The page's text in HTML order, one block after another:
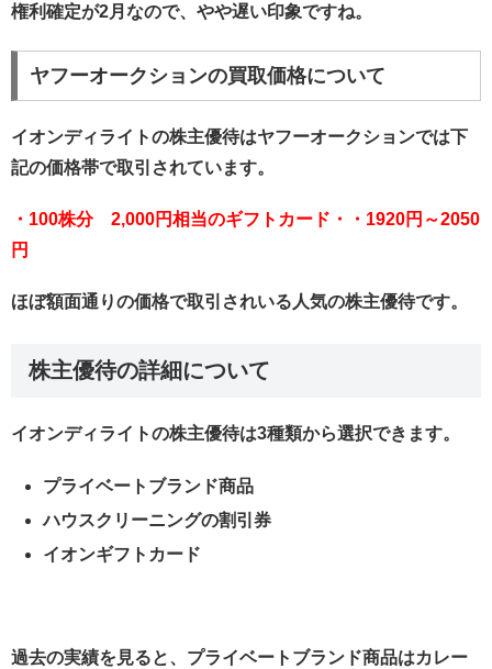
権利確定が2月なので、やや遅い印象ですね。
ヤフーオークションの買取価格について
イオンディライトの株主優待はヤフーオークションでは下
記の価格帯で取引されています。
・100株分 2,000円相当のギフトカード・・1920円～2050
円
ほぼ額面通りの価格で取引されいる人気の株主優待です。
株主優待の詳細について
イオンディライトの株主優待は3種類から選択できます。
プライベートブランド商品
ハウスクリーニングの割引券
イオンギフトカード
過去の実績を見ると、プライベートブランド商品はカレー